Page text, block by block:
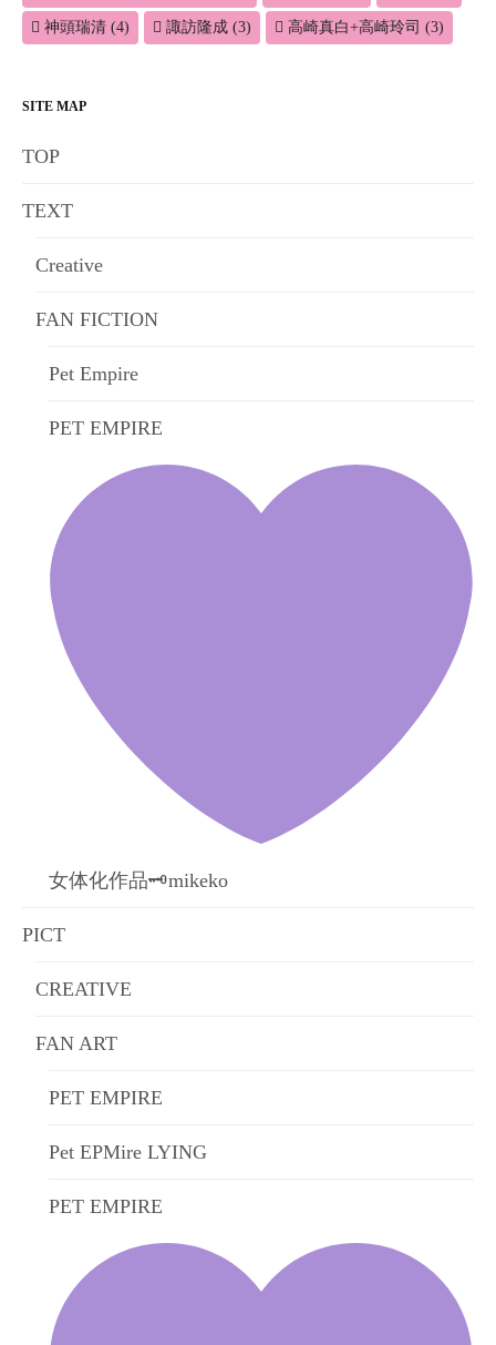
神頭瑞清 (4) 諏訪隆成 (3) 高崎真白+高崎玲司 (3)
SITE MAP
TOP
TEXT
Creative
FAN FICTION
Pet Empire
PET EMPIRE
女体化作品🗝mikeko
PICT
CREATIVE
FAN ART
PET EMPIRE
Pet EPMire LYING
PET EMPIRE